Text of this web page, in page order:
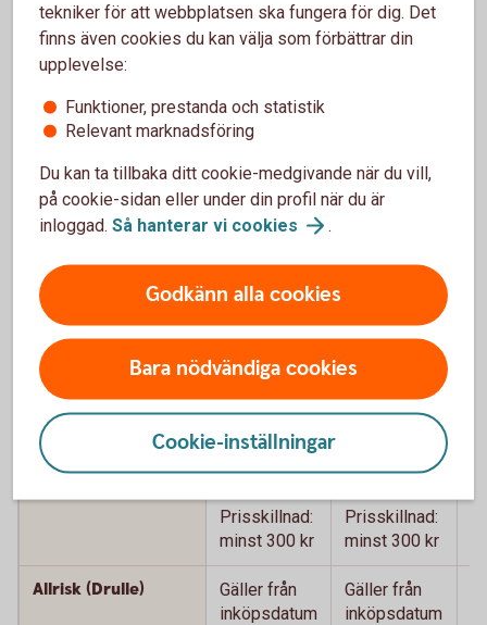
Köpförsäkring
Gäller endast betal- och kreditkort.
Under tabellen hittar du förtydligande beskrivningar till de
olika radrubrikerna.
Köpförsäkring – när dushoppar
Köpförsäkring - jämför våra kort
kreditkort
Mastercard
Betal- och
kreditkort
Mastercard
Guld
Prisskydd
Max 15 000
Prisskillnad:
minst 300 kr
Max 15 000
Prisskillnad:
minst 300 kr
Allrisk (Drulle)
Gäller från
inköpsdatum
Gäller från
inköpsdatum
tekniker för att webbplatsen ska fungera för dig. Det
finns även cookies du kan välja som förbättrar din
upplevelse:
Funktioner, prestanda och statistik
Relevant marknadsföring
Du kan ta tillbaka ditt cookie-medgivande när du vill,
på cookie-sidan eller under din profil när du är
inloggad. Så hanterar vi cookies .
Godkänn alla cookies
Bara nödvändiga cookies
Cookie-inställningar